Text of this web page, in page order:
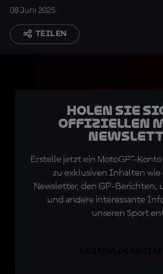
08 Juni 2025
TEILEN
Holen Sie
offiziellen
Erstelle jetzt ein MotoGP™-
zu exklusiven Inhalten wie
Newsletter, den GP-Berichten,
und andere interessante
unseren Sport